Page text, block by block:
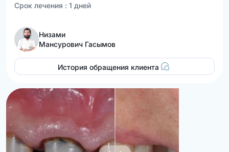
Срок лечения : 1 дней
Низами
Мансурович Гасымов
История обращения клиента